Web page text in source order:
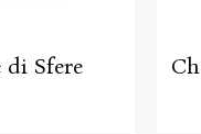
di Sfere